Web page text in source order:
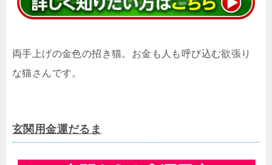
両手上げの金色の招き猫。お金も人も呼び込む欲張り
な猫さんです。
玄関用金運だるま